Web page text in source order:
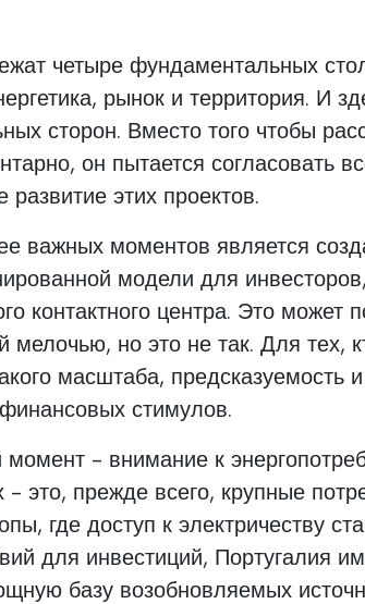
четыре фундаментальных
рынок и территория. И
сторон. Вместо того чтобы
он пытается согласовать
этих проектов.
важных моментов является
модели для
контактного центра. Это может
мелочью, но это не так. Для тех,
масштаба, предсказуемость
стимулов.
- внимание к
это, прежде всего, крупные
где доступ к электричеству
для инвестиций, Португалия
базу возобновляемых